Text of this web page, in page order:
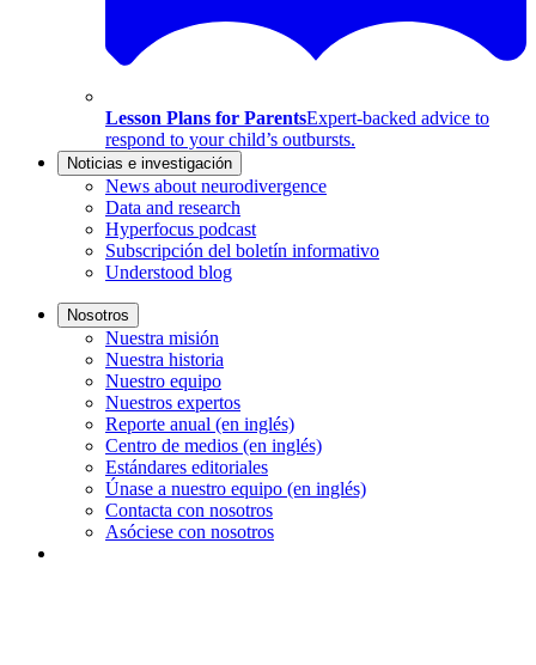
Lesson Plans for ParentsExpert-backed advice to
respond to your child’s outbursts.
Noticias e investigación
News about neurodivergence
Data and research
Hyperfocus podcast
Subscripción del boletín informativo
Understood blog
Nosotros
Nuestra misión
Nuestra historia
Nuestro equipo
Nuestros expertos
Reporte anual (en inglés)
Centro de medios (en inglés)
Estándares editoriales
Únase a nuestro equipo (en inglés)
Contacta con nosotros
Asóciese con nosotros